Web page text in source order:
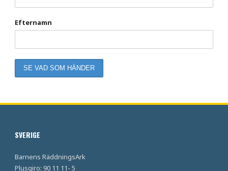
Efternamn
SVERIGE
Barnens RäddningsArk
Plusgiro: 90 11 11- 5